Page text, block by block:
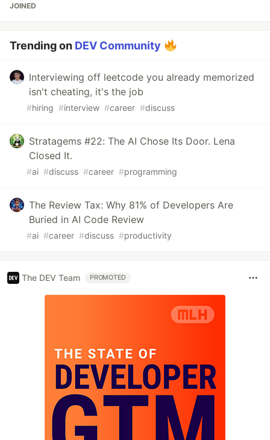
JOINED
Trending on DEV Community
Interviewing off leetcode you already memorized
isn't cheating, it's the job
#hiring #interview #career #discuss
Stratagems #22: The AI Chose Its Door. Lena
Closed It.
#ai #discuss #career #programming
The Review Tax: Why 81% of Developers Are
Buried in AI Code Review
#ai #career #discuss #productivity
The DEV Team PROMOTED